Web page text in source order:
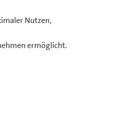
Nutzen,
ermöglicht.